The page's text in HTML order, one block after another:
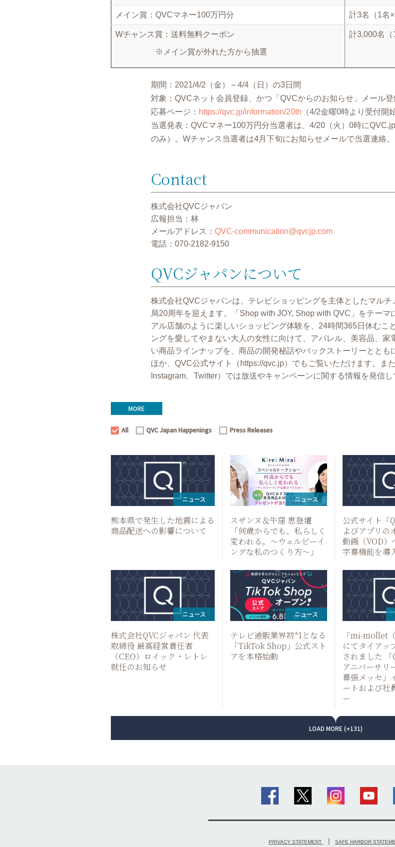
メイン賞：QVCマネー100万円分 計3名（1名
Wチャンス賞：送料無料クーポン
※メイン賞が外れた方から抽選
計3,000名（
期間：2021/4/2（金）～4/4（日）の3日間
対象：QVCネット会員登録、かつ「QVCからのお知らせ」メール
応募ページ： https://qvc.jp/information/20th （4/2金曜0時より受付開
当選発表：QVCマネー100万円分当選者は、4/20（火）0時に
のみ）。Wチャンス当選者は4月下旬にお知らせメールで当選連絡。
Contact
株式会社QVCジャパン
広報担当：林
メールアドレス： QVC-communication@qvcjp.com
電話：070-2182-9150
QVCジャパンについて
株式会社QVCジャパンは、テレビショッピングを主体としたマル
局20周年を迎えます。「Shop with JOY, Shop with QVC」をテーマ
アル店舗のように楽しいショッピング体験を、24時間365日休むこ
ングを愛してやまない大人の女性に向けて、アパレル、美容品、
い商品ラインナップを、商品の開発秘話やバックストーリーとと
ほか、QVC公式サイト（https://qvc.jp）でもご覧いただけます。ま
Instagram、Twitter）では放送やキャンペーンに関する情報を発信し
MORE
All All
QVC
Happenings
QVC Japan Happenings
PressPress Releases
ニュース
熊本県で発生した地震による
商品配送への影響について
ニュース
スザンヌ＆牛窪 恵登壇
「何歳からでも、私らしく
変われる。～ウェルビーイ
ングな私のつくり方～」
公式サイト「
よびアプリの
動画（VOD
字幕機能を導
ニュース
株式会社QVCジャパン 代表
取締役 最高経営責任者
（CEO）ロイック・レトレ
就任のお知らせ
ニュース
テレビ通販業界初*1となる
「TikTok Shop」公式スト
アを本格始動
「mi-mollet
にてタイアッ
されました 「
アニバーサリ
幕張メッセ」
ートおよび社
ー
LOAD MORE (+131)
PRIVACY STATEMENT | SAFE HARBOR